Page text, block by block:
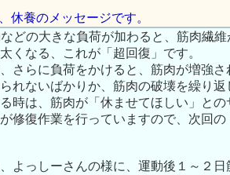
休養のメッセージです。
どの大きな負荷が加わると、筋肉繊
くなる、これが「超回復」です。
さらに負荷をかけると、筋肉が増強
られないばかりか、筋肉の破壊を繰り
時は、筋肉が「休ませてほしい」と
修復作業を行っていますので、次回
よっしーさんの様に、運動後１～２